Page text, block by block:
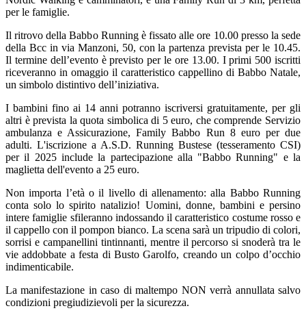
per le famiglie.
Il ritrovo della Babbo Running è fissato alle ore 10.00 presso la sede
della Bcc in via Manzoni, 50, con la partenza prevista per le 10.45.
Il termine dell’evento è previsto per le ore 13.00. I primi 500 iscritti
riceveranno in omaggio il caratteristico cappellino di Babbo Natale,
un simbolo distintivo dell’iniziativa.
I bambini fino ai 14 anni potranno iscriversi gratuitamente, per gli
altri è prevista la quota simbolica di 5 euro, che comprende Servizio
ambulanza e Assicurazione, Family Babbo Run 8 euro per due
adulti. L'iscrizione a A.S.D. Running Bustese (tesseramento CSI)
per il 2025 include la partecipazione alla "Babbo Running" e la
maglietta dell'evento a 25 euro.
Non importa l’età o il livello di allenamento: alla Babbo Running
conta solo lo spirito natalizio! Uomini, donne, bambini e persino
intere famiglie sfileranno indossando il caratteristico costume rosso e
il cappello con il pompon bianco. La scena sarà un tripudio di colori,
sorrisi e campanellini tintinnanti, mentre il percorso si snoderà tra le
vie addobbate a festa di Busto Garolfo, creando un colpo d’occhio
indimenticabile.
La manifestazione in caso di maltempo NON verrà annullata salvo
condizioni pregiudizievoli per la sicurezza.